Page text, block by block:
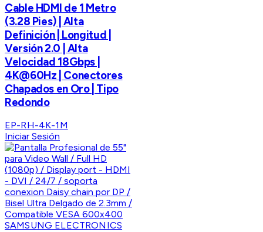
Cable HDMI de 1 Metro
(3.28 Pies) | Alta
Definición | Longitud |
Versión 2.0 | Alta
Velocidad 18Gbps |
4K@60Hz | Conectores
Chapados en Oro | Tipo
Redondo
EP-RH-4K-1M
Iniciar Sesión
SAMSUNG ELECTRONICS